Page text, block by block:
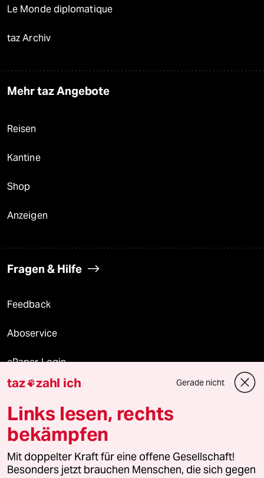
Le Monde diplomatique
taz Archiv
Mehr taz Angebote
Reisen
Kantine
Shop
Anzeigen
Fragen & Hilfe
Feedback
Aboservice
ePaper Login
Downloads für Abonnierende
© 2026 taz Verlags und Vertriebs GmbH
Alle Rechte vorbehalten. Bei rechtlichen Fragen oder für Genehmigungen
wenden Sie sich bitte an
lizenzen@taz.de
taz zahl ich Gerade nicht
Links lesen, rechts
bekämpfen
Mit doppelter Kraft für eine offene Gesellschaft!
Besonders jetzt brauchen Menschen, die sich gegen